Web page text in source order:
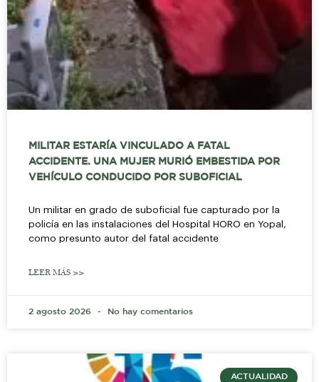
MILITAR ESTARÍA VINCULADO A FATAL
ACCIDENTE. UNA MUJER MURIÓ EMBESTIDA POR
VEHÍCULO CONDUCIDO POR SUBOFICIAL
Un militar en grado de suboficial fue capturado por la
policía en las instalaciones del Hospital HORO en Yopal,
como presunto autor del fatal accidente
LEER MÁS >>
2 agosto 2026 No hay comentarios
ACTUALIDAD